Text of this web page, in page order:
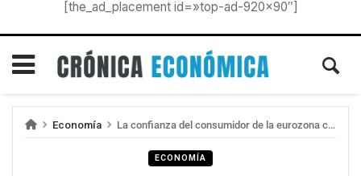
[the_ad_placement id=»top-ad-920×90″]
Economía La confianza del consumidor de la eurozona cae con fuerza
ECONOMÍA